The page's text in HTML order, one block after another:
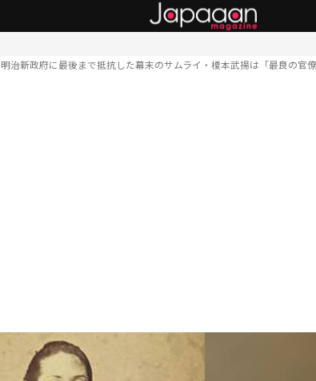
明治新政府に最後まで抵抗した幕末のサムライ・榎本武揚は「最良の官